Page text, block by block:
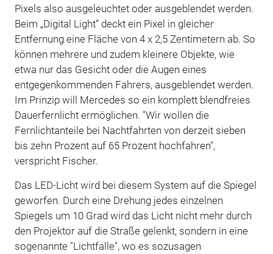
Pixels also ausgeleuchtet oder ausgeblendet werden.
Beim „Digital Light“ deckt ein Pixel in gleicher
Entfernung eine Fläche von 4 x 2,5 Zentimetern ab. So
können mehrere und zudem kleinere Objekte, wie
etwa nur das Gesicht oder die Augen eines
entgegenkommenden Fahrers, ausgeblendet werden.
Im Prinzip will Mercedes so ein komplett blendfreies
Dauerfernlicht ermöglichen. "Wir wollen die
Fernlichtanteile bei Nachtfahrten von derzeit sieben
bis zehn Prozent auf 65 Prozent hochfahren",
verspricht Fischer.
Das LED-Licht wird bei diesem System auf die Spiegel
geworfen. Durch eine Drehung jedes einzelnen
Spiegels um 10 Grad wird das Licht nicht mehr durch
den Projektor auf die Straße gelenkt, sondern in eine
sogenannte "Lichtfalle", wo es sozusagen